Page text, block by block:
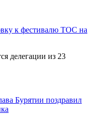
к фестивалю ТОС на
делегации из 23
Бурятии поздравил